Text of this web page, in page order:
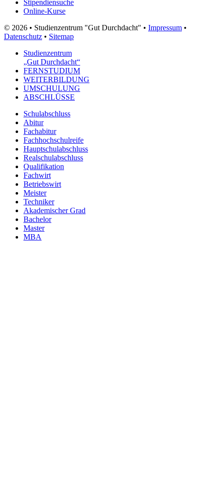
Stipendiensuche
Online-Kurse
© 2026 • Studienzentrum "Gut Durchdacht" • Impressum •
Datenschutz • Sitemap
Studienzentrum
„Gut Durchdacht“
FERNSTUDIUM
WEITERBILDUNG
UMSCHULUNG
ABSCHLÜSSE
Schulabschluss
Abitur
Fachabitur
Fachhochschulreife
Hauptschulabschluss
Realschulabschluss
Qualifikation
Fachwirt
Betriebswirt
Meister
Techniker
Akademischer Grad
Bachelor
Master
MBA